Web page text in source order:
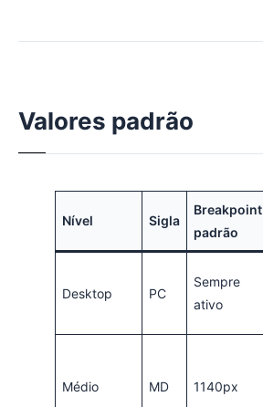
Valores padrão
Nível Sigla
Breakpoint
padrão
Desktop PC
Sempre
ativo
Médio MD 1140px